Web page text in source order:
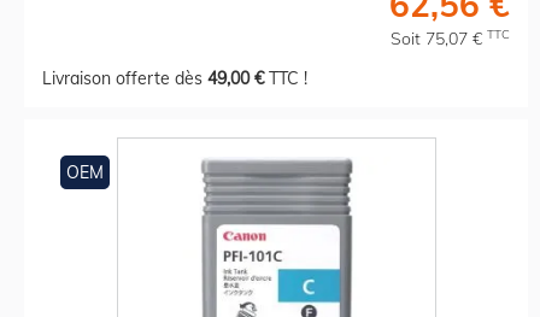
Soit 75,07 € TTC
Livraison offerte dès 49,00 €TTC !
OEM